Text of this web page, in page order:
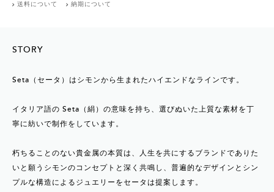
送料について 納期について
STORY
Seta（セータ）はシモンから生まれたハイエンドなラインです。
イタリア語の Seta（絹）の意味を持ち、選びぬいた上質な素材を丁
寧に紡いで制作をしています。
朽ちることのない貴金属の本質は、人生を共にするブランドでありた
いと願うシモンのコンセプトと深く共鳴し、普遍的なデザインとシン
プルな構造によるジュエリーをセータは提案します。